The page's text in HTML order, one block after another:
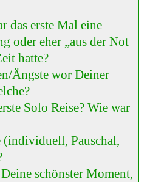
das erste Mal eine
oder eher „aus der Not
hatte?
Ängste wor Deiner
Solo Reise? Wie war
Pauschal,
schönster Moment,